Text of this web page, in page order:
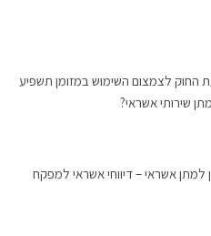
החוק לצמצום השימוש במזומן תשפיע
שירותי אשראי?
למתן אשראי – דיווחי אשראי למפקח